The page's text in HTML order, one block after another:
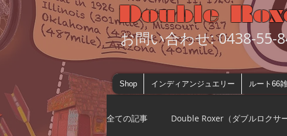
お問い合わせ: 0438-55-
Double
Shop インディアンジュエリー ルート66
全ての記事 Double Roxer（ダブルロクサー